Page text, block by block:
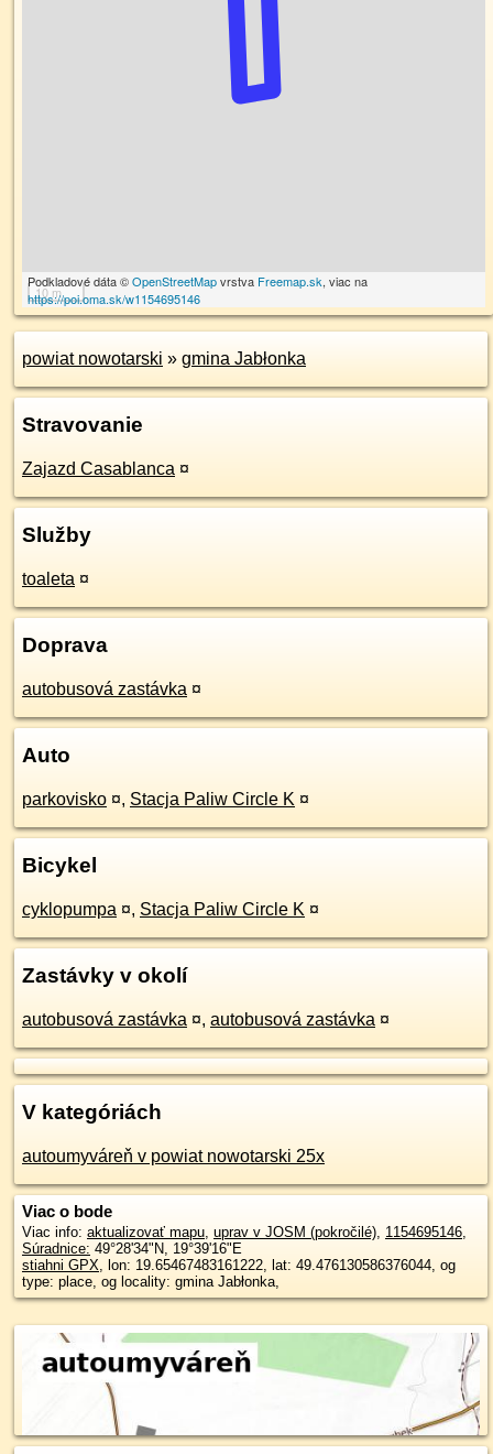
10 m
Podkladové dáta ©OpenStreetMapvrstva Freemap.sk, viac na
https://poi.oma.sk/w1154695146
powiat nowotarski » gmina Jabłonka
Stravovanie
Zajazd Casablanca ¤
Služby
toaleta ¤
Doprava
autobusová zastávka ¤
Auto
parkovisko ¤, Stacja Paliw Circle K ¤
Bicykel
cyklopumpa ¤, Stacja Paliw Circle K ¤
Zastávky v okolí
autobusová zastávka ¤, autobusová zastávka ¤
V kategóriách
autoumyváreň v powiat nowotarski 25x
Viac o bode
Viac info: aktualizovať mapu, uprav v JOSM (pokročilé), 1154695146,
Súradnice: 49°28'34"N, 19°39'16"E
stiahni GPX, lon: 19.65467483161222, lat: 49.476130586376044, og
type: place, og locality: gmina Jabłonka,